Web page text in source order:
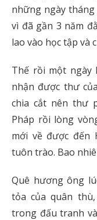
những ngày tháng
vì đã gần 3 năm
lao vào học tập và
Thế rồi một ngày
nhận được thư
chia cắt nên thư
Pháp rồi lòng
mới về được đến
tuôn trào. Bao
Quê hương ông
tỏa của quân
trong đấu tranh